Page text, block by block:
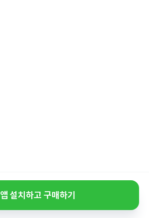
앱 설치하고 구매하기